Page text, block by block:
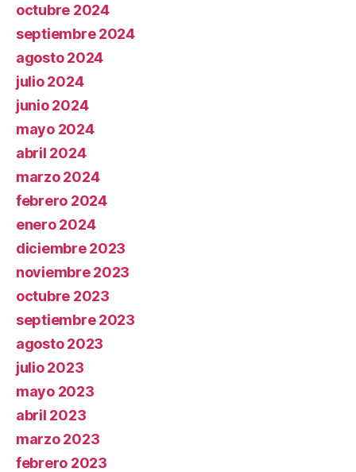
octubre 2024
septiembre 2024
agosto 2024
julio 2024
junio 2024
mayo 2024
abril 2024
marzo 2024
febrero 2024
enero 2024
diciembre 2023
noviembre 2023
octubre 2023
septiembre 2023
agosto 2023
julio 2023
mayo 2023
abril 2023
marzo 2023
febrero 2023